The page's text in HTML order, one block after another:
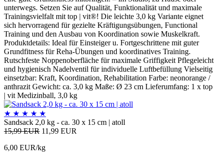
unterwegs. Setzen Sie auf Qualität, Funktionalität und maximale
Trainingsvielfalt mit top | vit®! Die leichte 3,0 kg Variante eignet
sich hervorragend für gezielte Kräftigungsübungen, Functional
Training und den Ausbau von Koordination sowie Muskelkraft.
Produktdetails: Ideal für Einsteiger u. Fortgeschrittene mit guter
Grundfitness für Reha-Übungen und koordinatives Training.
Rutschfeste Noppenoberfläche für maximale Griffigkeit Pflegeleicht
und hygienisch Nadelventil für individuelle Luftbefüllung Vielseitig
einsetzbar: Kraft, Koordination, Rehabilitation Farbe: neonorange /
anthrazit Gewicht: ca. 3,0 kg Maße: Ø 23 cm Lieferumfang: 1 x top
| vit Medizinball, 3,0 kg
★ ★ ★ ★ ★
Sandsack 2,0 kg - ca. 30 x 15 cm | atoll
15,99 EUR 11,99 EUR
6,00 EUR/kg